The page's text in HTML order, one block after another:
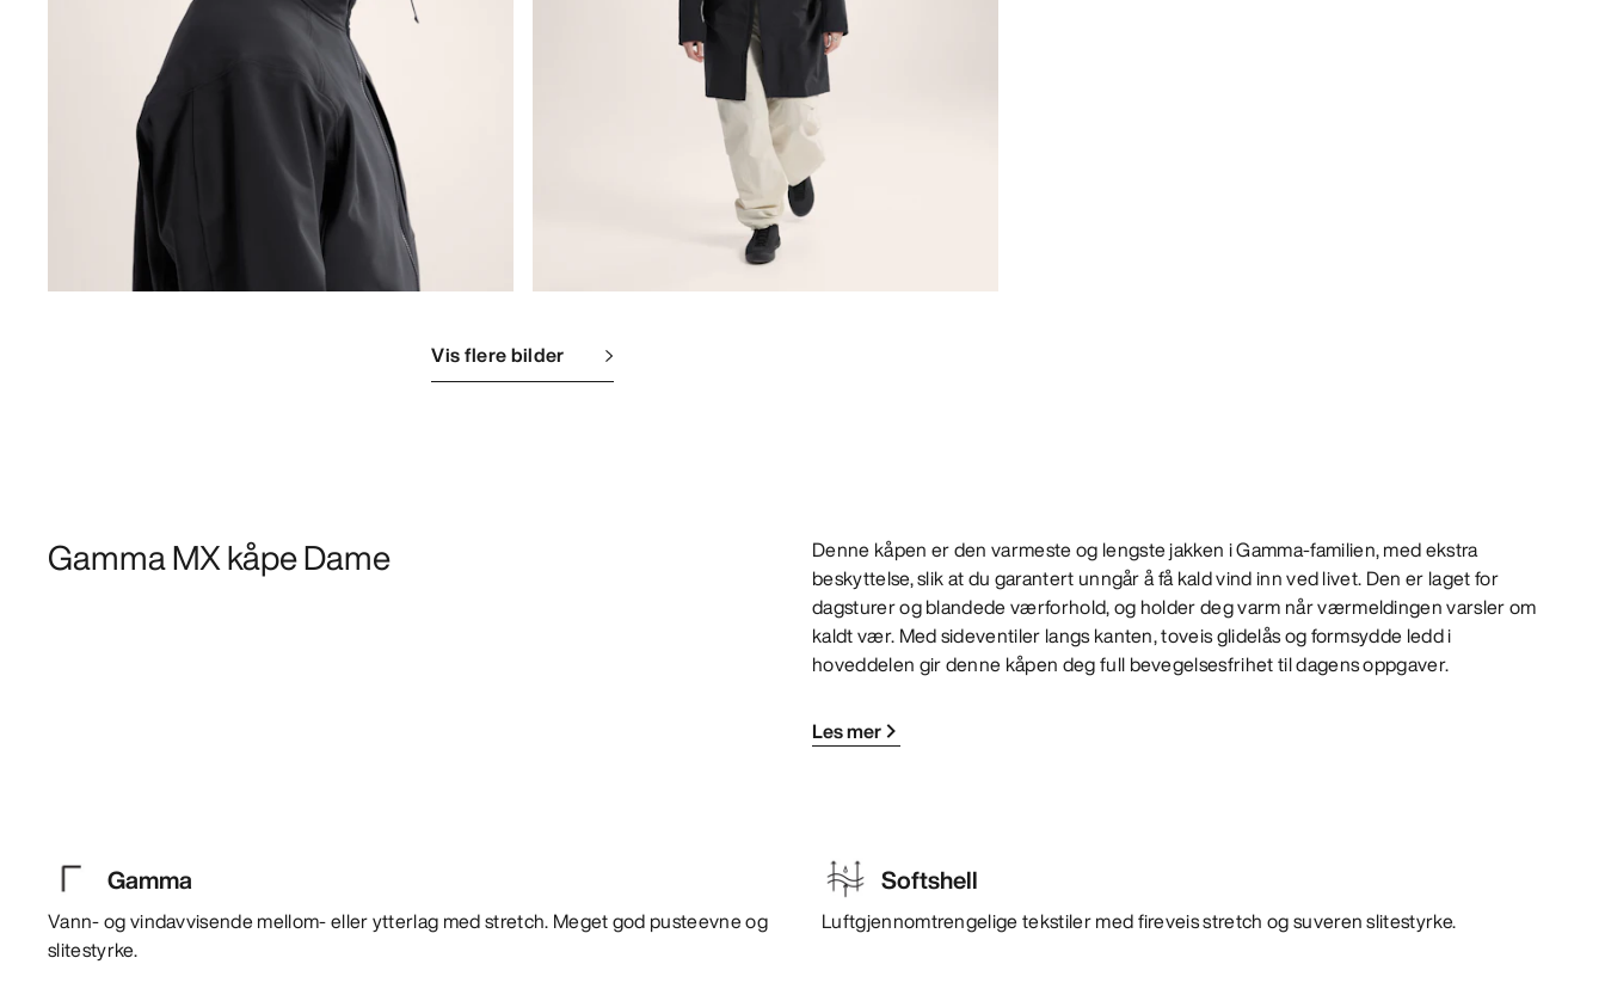
Vis flere bilder
Gamma MX kåpe Dame
Denne kåpen er den varmeste og lengste jakken i Gamma-familien, med ekstra
beskyttelse, slik at du garantert unngår å få kald vind inn ved livet. Den er laget for
dagsturer og blandede værforhold, og holder deg varm når værmeldingen varsler om
kaldt vær. Med sideventiler langs kanten, toveis glidelås og formsydde ledd i
hoveddelen gir denne kåpen deg full bevegelsesfrihet til dagens oppgaver.
Les mer
Gamma
Vann- og vindavvisende mellom- eller ytterlag med stretch. Meget god pusteevne og
slitestyrke.
Softshell
Luftgjennomtrengelige tekstiler med fireveis stretch og suveren slitestyrke.